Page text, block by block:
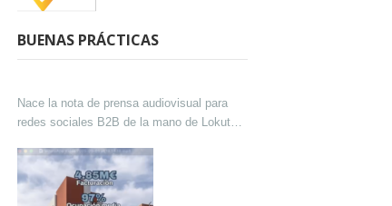
BUENAS PRÁCTICAS
Nace la nota de prensa audiovisual para
redes sociales B2B de la mano de Lokutor